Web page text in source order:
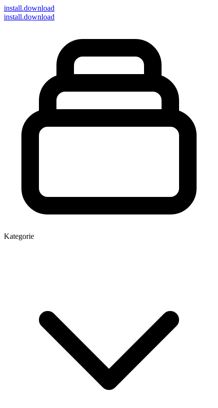
install.download
install.download
Kategorie